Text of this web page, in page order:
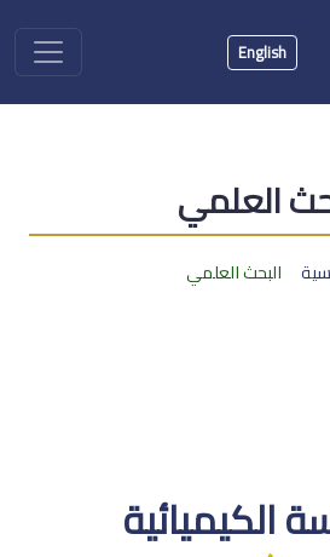
English
العلمي
البحث العلمي
الكيميائية